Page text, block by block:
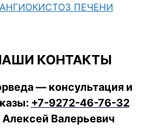
ПЕЧЕНИ
КОНТАКТЫ
— консультация и
+7-9272-46-76-32
Алексей Валерьевич